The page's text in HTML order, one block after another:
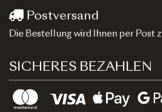
Postversand
Die Bestellung wird Ihnen per Post
SICHERES BEZAHLEN